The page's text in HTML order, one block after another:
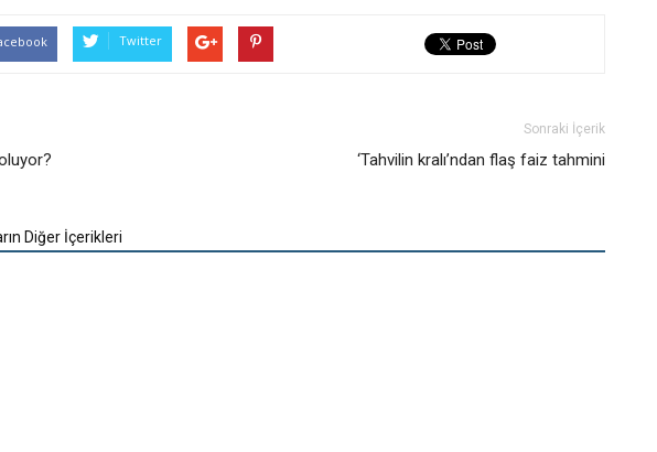
Twitter
Sonraki İçerik
‘Tahvilin kralı’ndan flaş faiz tahmini
Diğer İçerikleri